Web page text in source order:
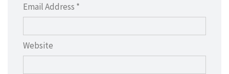
Email Address *
Website